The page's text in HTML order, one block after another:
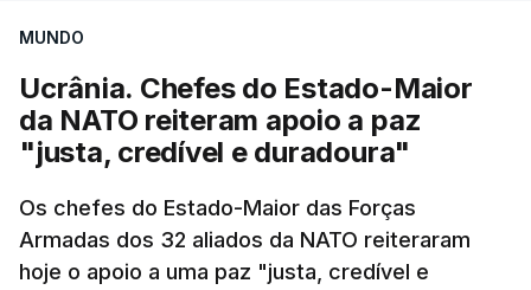
Ucrânia. Chefes do
MUNDO
Ucrânia. Chefes do Estado-Maior
da NATO reiteram apoio a paz
"justa, credível e duradoura"
Os chefes do Estado-Maior das Forças
Armadas dos 32 aliados da NATO reiteraram
hoje o apoio a uma paz "justa, credível e